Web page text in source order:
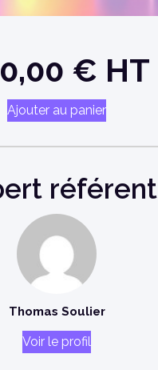
€ HT
Ajouter au panier
référent
Thomas Soulier
Voir le profil